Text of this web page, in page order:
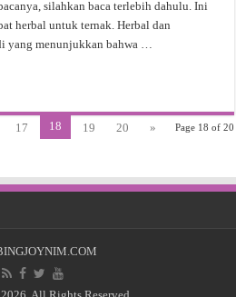
silahkan baca terlebih dahulu. Ini
herbal untuk ternak. Herbal dan
yang menunjukkan bahwa …
Page 18 of 20
17 18 19 20 »